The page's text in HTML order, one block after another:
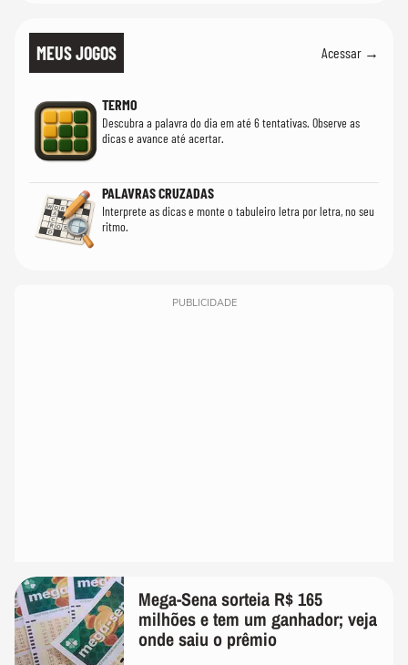
MEUS JOGOS Acessar →
TERMO
Descubra a palavra do dia em até 6 tentativas. Observe as
dicas e avance até acertar.
PALAVRAS CRUZADAS
Interprete as dicas e monte o tabuleiro letra por letra, no seu
ritmo.
PUBLICIDADE
Mega-Sena sorteia R$ 165
milhões e tem um ganhador; veja
onde saiu o prêmio